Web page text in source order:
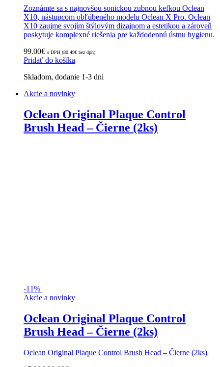
Zoznámte sa s najnovšou sonickou zubnou kefkou Oclean
X10, nástupcom obľúbeného modelu Oclean X Pro. Oclean
X10 zaujme svojím štýlovým dizajnom a estetikou a zároveň
poskytuje komplexné riešenia pre každodennú ústnu hygienu.
99.00€ s DPH (80.49€ bez dph)
Pridať do košíka
Skladom, dodanie 1-3 dni
Akcie a novinky
Oclean Original Plaque Control
Brush Head – Čierne (2ks)
-11%
Akcie a novinky
Oclean Original Plaque Control
Brush Head – Čierne (2ks)
Oclean Original Plaque Control Brush Head – Čierne (2ks)